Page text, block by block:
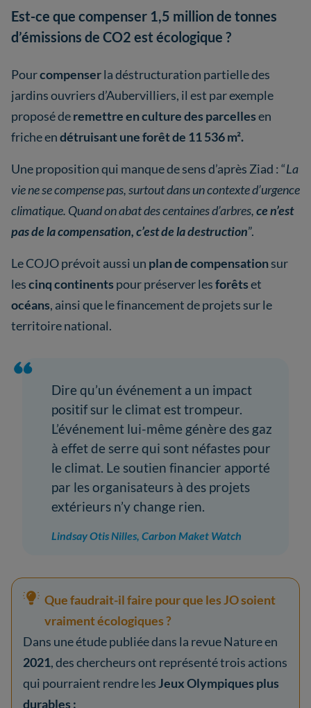
Est-ce que compenser 1,5 million de tonnes
d’émissions de CO2 est écologique ?
Pourcompenserla déstructuration partielle des
jardins ouvriers d’Aubervilliers, il est par exemple
proposé deremettre en culture des parcellesen
friche endétruisant une forêt de 11 536 m².
Une proposition qui manque de sens d’après Ziad : “La
vie ne se compense pas, surtout dans un contexte d’urgence
climatique. Quand on abat des centaines d’arbres,ce n’est
pas de la compensation, c’est de la destruction”.
Le COJO prévoit aussi un plan de compensationsur
lescinq continents pour préserver lesforêtset
océans, ainsi que le financement de projets sur le
territoire national.
Dire qu’un événement a un impact
positif sur le climat est trompeur.
L’événement lui-même génère des gaz
à effet de serre qui sont néfastes pour
le climat. Le soutien financier apporté
par les organisateurs à des projets
extérieurs n’y change rien.
Lindsay Otis Nilles, Carbon Maket Watch
Que faudrait-il faire pour que les JO soient
vraiment écologiques ?
Dans une étude publiée dans la revue Nature en
2021, des chercheurs ont représenté trois actions
qui pourraient rendre lesJeux Olympiques plus
durables :